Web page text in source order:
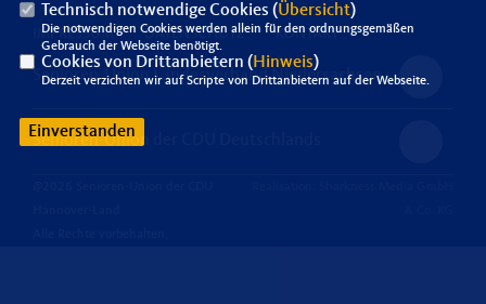
IMPRESSUM DATENSCHUTZ KONTAKT
Senioren-Union Landesverband Niedersachsen
Senioren-Union der CDU Deutschlands
Technisch notwendige Cookies (Übersicht)
Die notwendigen Cookies werden allein für den ordnungsgemäßen
Gebrauch der Webseite benötigt.
Cookies von Drittanbietern ( Hinweis)
Derzeit verzichten wir auf Scripte von Drittanbietern auf der Webseite.
Einverstanden